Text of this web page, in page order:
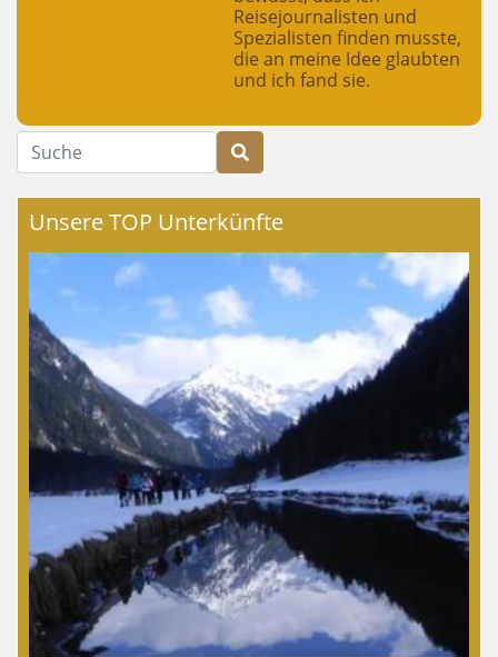
Reisejournalisten und
Spezialisten finden musste,
die an meine Idee glaubten
und ich fand sie.
Suche
Unsere TOP Unterkünfte